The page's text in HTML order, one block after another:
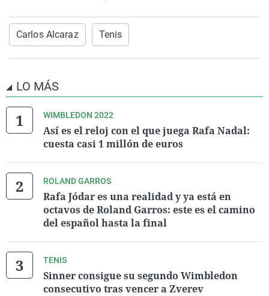
Carlos Alcaraz Tenis
LO MÁS
WIMBLEDON 2022
Así es el reloj con el que juega Rafa Nadal:
cuesta casi 1 millón de euros
ROLAND GARROS
Rafa Jódar es una realidad y ya está en
octavos de Roland Garros: este es el camino
del español hasta la final
TENIS
Sinner consigue su segundo Wimbledon
consecutivo tras vencer a Zverev